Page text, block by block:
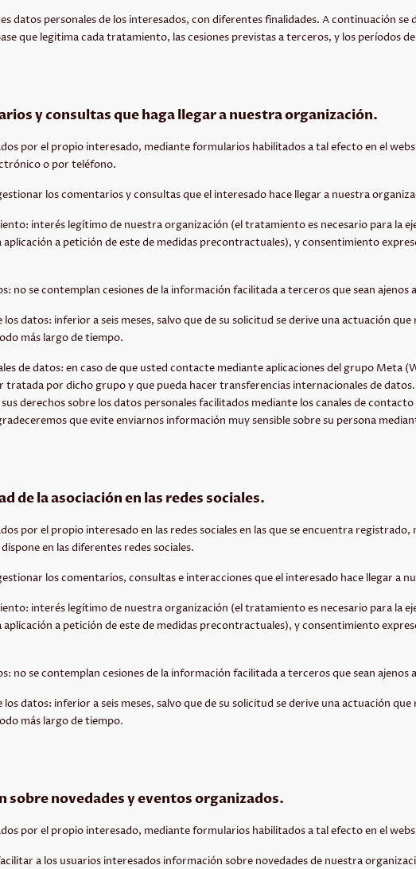
datos personales de los interesados, con diferentes finalidades. A continuación
que legitima cada tratamiento, las cesiones previstas a terceros, y los períodos
y consultas que haga llegar a nuestra organización.
por el propio interesado, mediante formularios habilitados a tal efecto en el
o por teléfono.
los comentarios y consultas que el interesado hace llegar a nuestra
interés legítimo de nuestra organización (el tratamiento es necesario para la
a petición de este de medidas precontractuales), y consentimiento
no se contemplan cesiones de la información facilitada a terceros que sean ajenos
datos: inferior a seis meses, salvo que de su solicitud se derive una actuación
más largo de tiempo.
de datos: en caso de que usted contacte mediante aplicaciones del grupo Meta
tratada por dicho grupo y que pueda hacer transferencias internacionales de
derechos sobre los datos personales facilitados mediante los canales de
que evite enviarnos información muy sensible sobre su persona
de la asociaciónen las redes sociales.
por el propio interesado en las redes sociales en las que se encuentra
en las diferentes redes sociales.
los comentarios, consultas e interacciones que el interesado hace llegar a
interés legítimo de nuestra organización (el tratamiento es necesario para la
a petición de este de medidas precontractuales), y consentimiento
no se contemplan cesiones de la información facilitada a terceros que sean ajenos
datos: inferior a seis meses, salvo que de su solicitud se derive una actuación
más largo de tiempo.
sobre novedades y eventos organizados.
por el propio interesado, mediante formularios habilitados a tal efecto en el
a los usuarios interesados información sobre novedades de nuestra